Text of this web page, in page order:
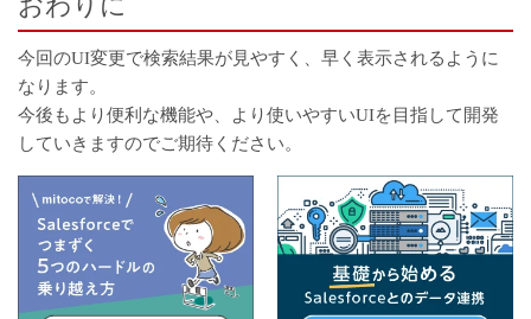
今回のUI変更で検索結果が見やすく、早く表示されるように
なります。
今後もより便利な機能や、より使いやすいUIを目指して開発
していきますのでご期待ください。